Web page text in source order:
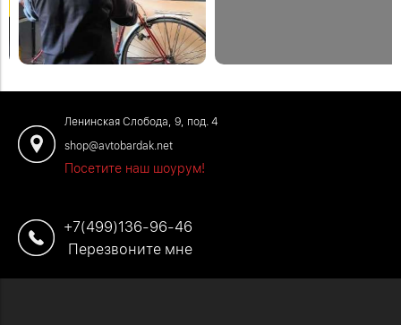
несколько секунд. Модульный
стеллаж как на видео можно заказать
на нашем сайте. #велосипед
Ленинская Слобода, 9, под. 4
shop@avtobardak.net
Посетите наш шоурум!
+7(499)136-96-46
Перезвоните мне